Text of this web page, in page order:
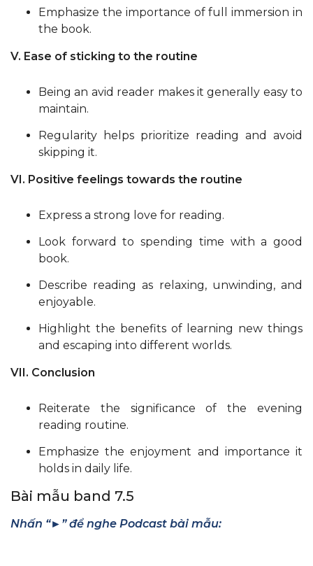
Emphasize the importance of full immersion in
the book.
V. Ease of sticking to the routine
Being an avid reader makes it generally easy to
maintain.
Regularity helps prioritize reading and avoid
skipping it.
VI. Positive feelings towards the routine
Express a strong love for reading.
Look forward to spending time with a good
book.
Describe reading as relaxing, unwinding, and
enjoyable.
Highlight the benefits of learning new things
and escaping into different worlds.
VII. Conclusion
Reiterate the significance of the evening
reading routine.
Emphasize the enjoyment and importance it
holds in daily life.
Bài mẫu band 7.5
Nhấn “►” để nghe Podcast bài mẫu: